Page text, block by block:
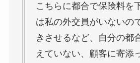
こちらに都合で保険料を
は私の外交員がいないの
きさせるなど、自分の都
えていない、顧客に寄添